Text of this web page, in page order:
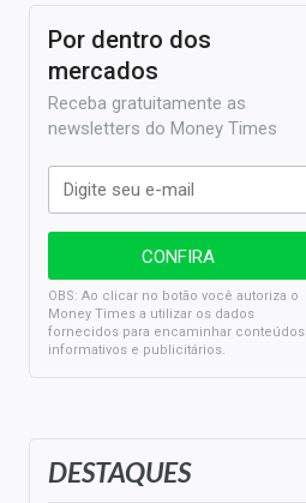
DESTAQUES
Por dentro dos
mercados
Receba gratuitamente as
newsletters do Money Times
OBS: Ao clicar no botão você autoriza o
Money Times a utilizar os dados
fornecidos para encaminhar conteúdos
informativos e publicitários.